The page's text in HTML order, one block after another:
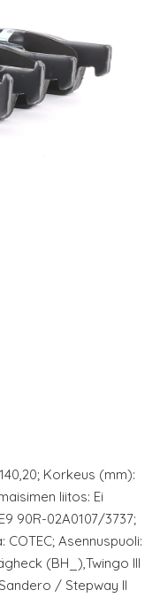
Korkeus (mm):
liitos: Ei
90R-02A0107/3737;
Asennuspuoli:
(BH_),Twingo III
/ Stepway II